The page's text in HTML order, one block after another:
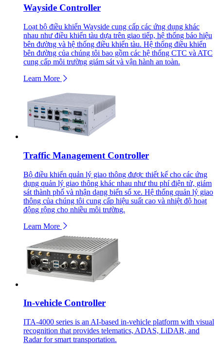
Wayside Controller
Loạt bộ điều khiển Wayside cung cấp các ứng dụng khác
nhau như điều khiển tàu dựa trên giao tiếp, hệ thống báo hiệu
bên đường và hệ thống điều khiển tàu. Hệ thống điều khiển
bên đường của chúng tôi bao gồm các hệ thống CTC và ATC
cung cấp môi trường giám sát và vận hành an toàn.
Learn More
Traffic Management Controller
Bộ điều khiển quản lý giao thông được thiết kế cho các ứng
dụng quản lý giao thông khác nhau như thu phí điện tử, giám
sát thành phố và nhận dạng biển số xe. Hệ thống quản lý giao
thông của chúng tôi cung cấp hiệu suất cao và nhiệt độ hoạt
động rộng cho nhiều môi trường.
Learn More
In-vehicle Controller
ITA-4000 series is an AI-based in-vehicle platform with visual
recognition that provides telematics, ADAS, LiDAR, and
Radar for smart transportation.